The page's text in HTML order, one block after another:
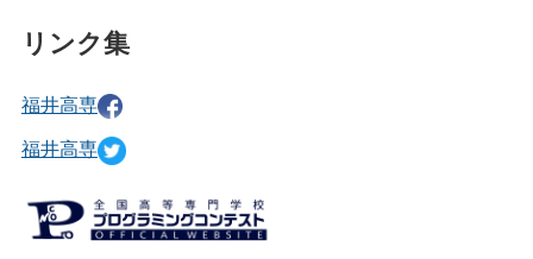
リンク集
福井高専
福井高専